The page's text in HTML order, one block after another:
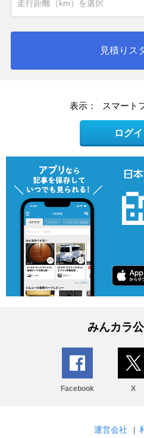
見積りス
表示： スマート
ログ
みんカラ
Facebook X
運営会社 |